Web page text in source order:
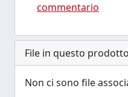
commentario
File in questo
Non ci sono file